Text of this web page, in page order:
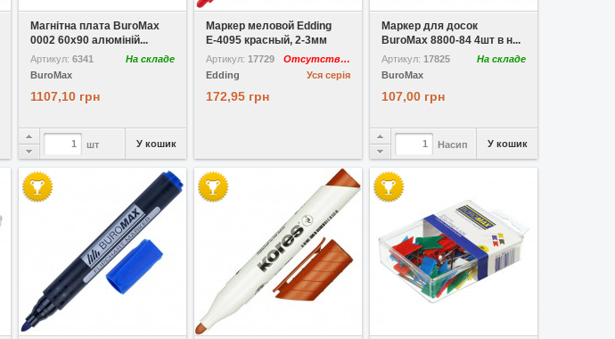
Магнітна плата BuroMax
0002 60x90 алюміній...
Артикул: 6341
На складе
BuroMax
1107,10 грн
шт У кошик
Маркер меловой Edding
Е-4095 красный, 2-3мм
Артикул: 17729
Отсутствует
Уся серія
Edding
172,95 грн
Маркер для досок
BuroMax 8800-84 4шт в н...
Артикул: 17825
На складе
BuroMax
107,00 грн
Насип У кошик